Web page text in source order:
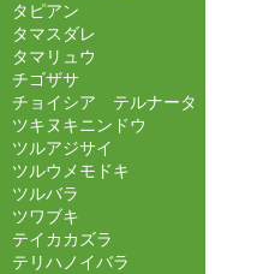
タピアン
タマスダレ
タマリュウ
チゴザサ
チョイシア テルナータ
ツキヌキニンドウ
ツルアジサイ
ツルウメモドキ
ツルバラ
ツワブキ
テイカカズラ
テリハノイバラ